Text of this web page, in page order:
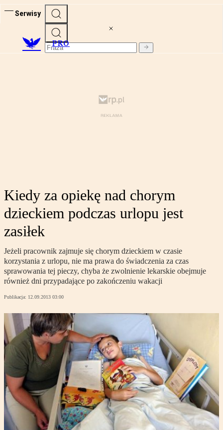
Serwisy
PRO
Kiedy za opiekę nad chorym
dzieckiem podczas urlopu jest
zasiłek
Jeżeli pracownik zajmuje się chorym dzieckiem w czasie
korzystania z urlopu, nie ma prawa do świadczenia za czas
sprawowania tej pieczy, chyba że zwolnienie lekarskie obejmuje
również dni przypadające po zakończeniu wakacji
Publikacja: 12.09.2013 03:00